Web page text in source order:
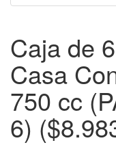
Caja de
Casa
750 cc
6)